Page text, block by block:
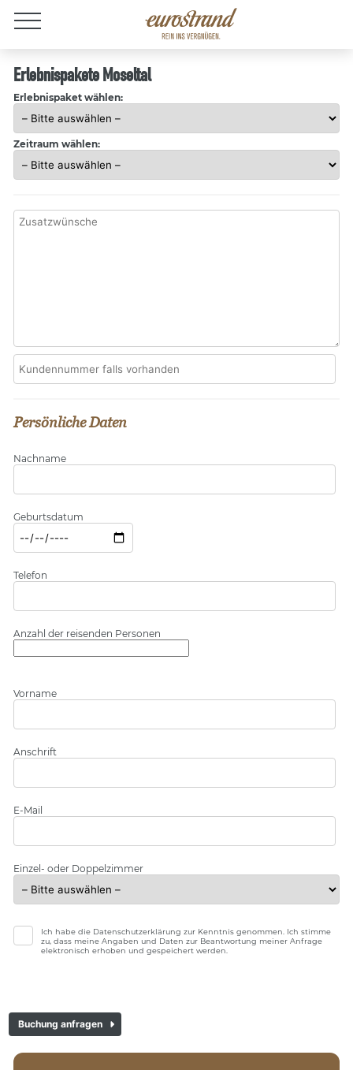
Jobs
Erlebnispakete Moseltal
Erlebnispaket wählen:
Zeitraum wählen:
Persönliche Daten
Nachname
Geburtsdatum
Telefon
Anzahl der reisenden Personen
Vorname
Anschrift
E-Mail
Einzel- oder Doppelzimmer
Ich habe die Datenschutzerklärung zur Kenntnis genommen. Ich stimme
zu, dass meine Angaben und Daten zur Beantwortung meiner Anfrage
elektronisch erhoben und gespeichert werden.
Buchung anfragen